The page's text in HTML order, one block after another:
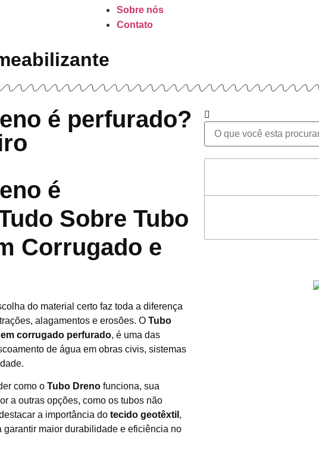
Sobre nós
Contato
é perfurado?
é
Sobre Tubo
Corrugado e
do material certo faz toda a diferença
alagamentos e erosões. O Tubo
corrugado perfurado, é uma das
de água em obras civis, sistemas
como o Tubo Dreno funciona, sua
a outras opções, como os tubos não
a importância do tecido geotêxtil ,
garantir maior durabilidade e eficiência no